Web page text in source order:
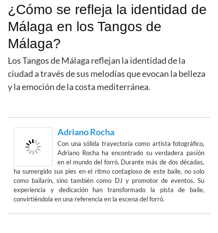
¿Cómo se refleja la identidad de
Málaga en los Tangos de
Málaga?
Los Tangos de Málaga reflejan la identidad de la
ciudad a través de sus melodías que evocan la belleza
y la emoción de la costa mediterránea.
Adriano Rocha
Con una sólida trayectoria como artista fotográfico,
Adriano Rocha ha encontrado su verdadera pasión
en el mundo del forró. Durante más de dos décadas,
ha sumergido sus pies en el ritmo contagioso de este baile, no solo
como bailarín, sino también como DJ y promotor de eventos. Su
experiencia y dedicación han transformado la pista de baile,
convirtiéndola en una referencia en la escena del forró.